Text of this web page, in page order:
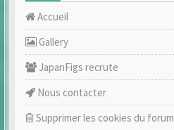
Accueil
Gallery
JapanFigs recrute
Nous contacter
Supprimer les cookies du forum